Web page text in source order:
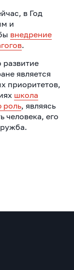
в Год
и
внедрение
.
развитие
является
приоритетов,
школа
роль, являясь
человека, его